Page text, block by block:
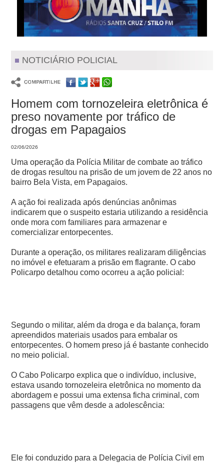
NOTICIÁRIO POLICIAL
Homem com tornozeleira eletrônica é
preso novamente por tráfico de
drogas em Papagaios
02/06/2026
Uma operação da Polícia Militar de combate ao tráfico
de drogas resultou na prisão de um jovem de 22 anos no
bairro Bela Vista, em Papagaios.
A ação foi realizada após denúncias anônimas
indicarem que o suspeito estaria utilizando a residência
onde mora com familiares para armazenar e
comercializar entorpecentes.
Durante a operação, os militares realizaram diligências
no imóvel e efetuaram a prisão em flagrante. O cabo
Policarpo detalhou como ocorreu a ação policial:
Segundo o militar, além da droga e da balança, foram
apreendidos materiais usados para embalar os
entorpecentes. O homem preso já é bastante conhecido
no meio policial.
O Cabo Policarpo explica que o indivíduo, inclusive,
estava usando tornozeleira eletrônica no momento da
abordagem e possui uma extensa ficha criminal, com
passagens que vêm desde a adolescência:
Ele foi conduzido para a Delegacia de Polícia Civil em